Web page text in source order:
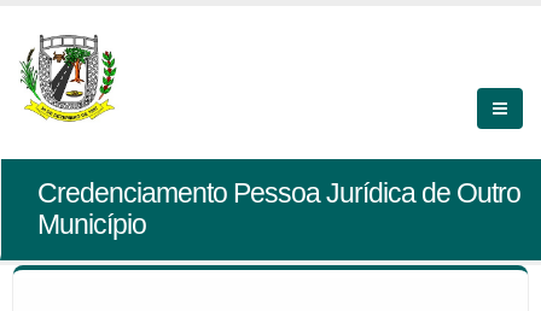
Credenciamento Pessoa Jurídica de Outro
Município